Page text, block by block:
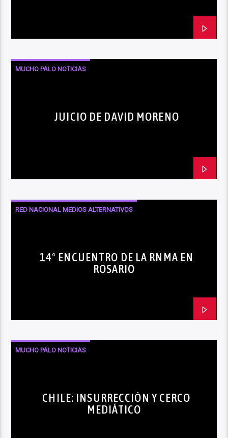
MUCHO PALO NOTICIAS
JUICIO DE DAVID MORENO
RED NACIONAL MEDIOS ALTERNATIVOS
14° ENCUENTRO DE LA RNMA EN
ROSARIO
MUCHO PALO NOTICIAS
CHILE: INSURRECCIÓN Y CERCO
MEDIÁTICO